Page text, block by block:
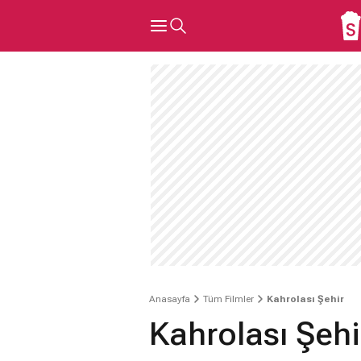
Anasayfa Tüm Filmler Kahrolası Şehir
Kahrolası